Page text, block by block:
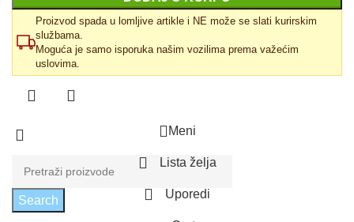
Proizvod spada u lomljive artikle i NE može se slati kurirskim
službama.
Moguća je samo isporuka našim vozilima prema važećim
uslovima.
Search
Meni
Lista želja
Uporedi